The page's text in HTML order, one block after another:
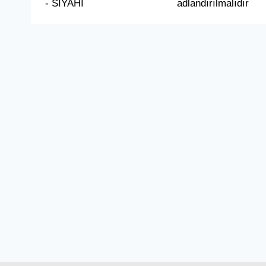
- SİYAHI
adlandırılmalıdır